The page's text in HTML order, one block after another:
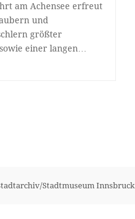
am Achensee erfreut
und
größter
einer langen…
Stadtmuseum Innsbruck